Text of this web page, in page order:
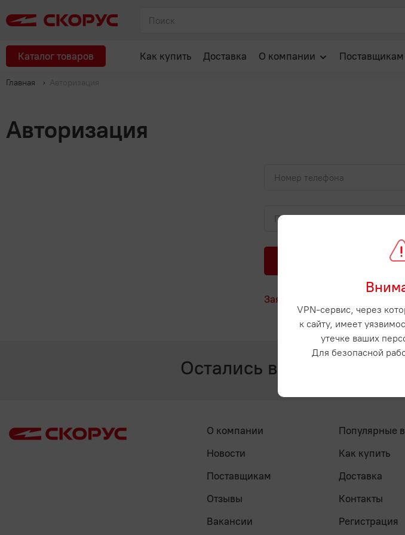
Каталог товаров Как купить Доставка О компании Поставщикам
Главная
Авторизация
Заявка на регистрацию
Остались вопросы?
О компании
Новости
Поставщикам
Отзывы
Вакансии
Популярные
Как купить
Доставка
Контакты
Регистрация
VPN-сервис, через
к сайту, имеет
утечке ваших
Для безопасной